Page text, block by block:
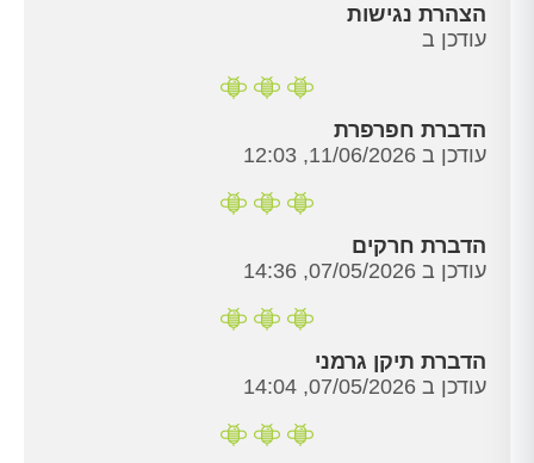
הצהרת נגישות
עודכן ב
הדברת חפרפרת
עודכן ב 11/06/2026, 12:03
הדברת חרקים
עודכן ב 07/05/2026, 14:36
הדברת תיקן גרמני
עודכן ב 07/05/2026, 14:04